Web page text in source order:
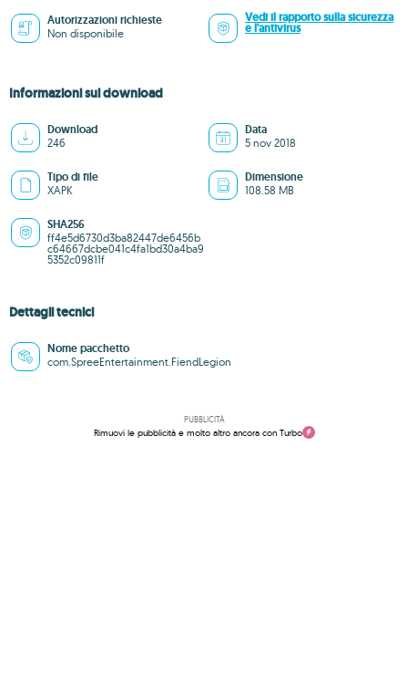
Autorizzazioni richieste
Non disponibile
Vedi il rapporto sulla sicurezza
e l'antivirus
Informazioni sul download
Download
246
Data
5 nov 2018
Tipo di file
XAPK
Dimensione
108.58 MB
SHA256
ff4e5d6730d3ba82447de6456b
c64667dcbe041c4fa1bd30a4ba9
5352c09811f
Dettagli tecnici
Nome pacchetto
com.SpreeEntertainment.FiendLegion
PUBBLICITÀ
Rimuovi le pubblicità e molto altro ancora con Turbo